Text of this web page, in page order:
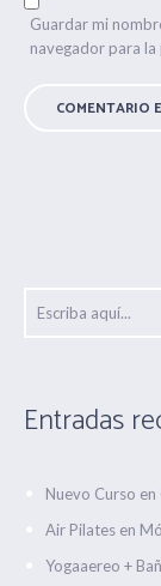
Guardar mi
navegador para
Entradas
Nuevo Curso
Air Pilates en
Yogaaereo +